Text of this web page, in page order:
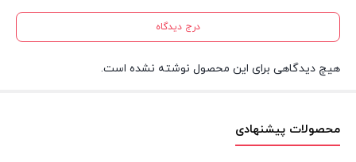
درج دیدگاه
هیچ دیدگاهی برای این محصول نوشته نشده است.
محصولات پیشنهادی